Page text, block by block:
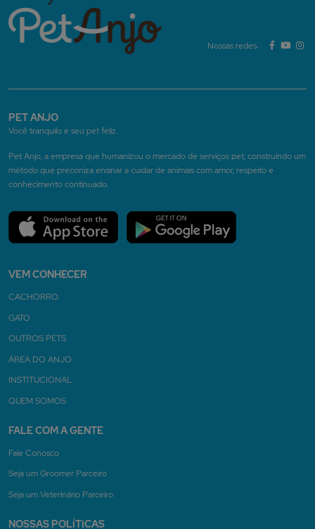
Nossas redes:
PET ANJO
Você tranquilo e seu pet feliz.
Pet Anjo, a empresa que humanizou o mercado de serviços pet, construindo um
método que preconiza ensinar a cuidar de animais com amor, respeito e
conhecimento continuado.
VEM CONHECER
CACHORRO
GATO
OUTROS PETS
ÁREA DO ANJO
INSTITUCIONAL
QUEM SOMOS
FALE COM A GENTE
Fale Conosco
Seja um Groomer Parceiro
Seja um Veterinário Parceiro
NOSSAS POLÍTICAS